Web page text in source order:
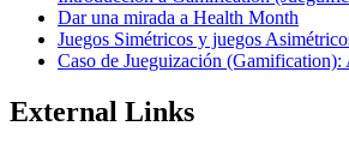
Dar una mirada a Health Month
Juegos Simétricos y juegos
Caso de Jueguización (Gamification):
External Links